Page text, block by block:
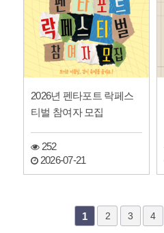
2026년 펜타포트 락페스
티벌 참여자 모집
252
2026-07-21
1 2 3 4